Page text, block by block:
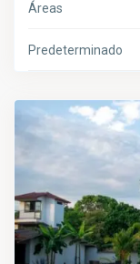
Áreas
Predeterminado